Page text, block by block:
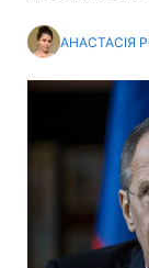
АНАСТАСІЯ